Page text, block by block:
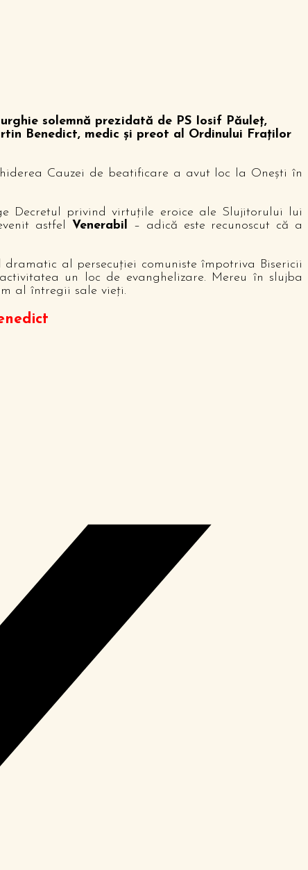
solemnă prezidată de PS Iosif Păuleţ,
Benedict, medic şi preot al Ordinului Fraţilor
Cauzei de beatificare a avut loc la Oneşti în
Decretul privind virtuţile eroice ale Slujitorului lui
astfel Venerabil – adică este recunoscut că a
al persecuţiei comuniste împotriva Bisericii
un loc de evanghelizare. Mereu în slujba
al întregii sale vieţi.